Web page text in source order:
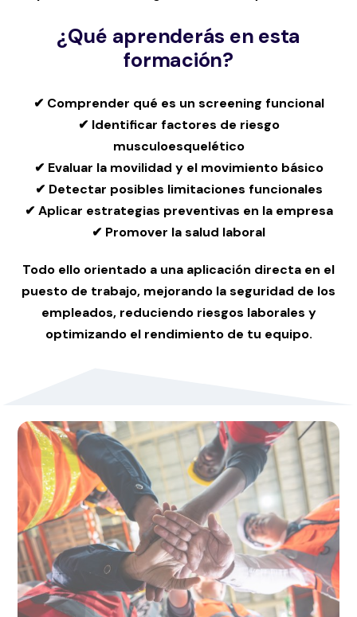
¿Qué aprenderás en esta
formación?
✔ Comprender qué es un screening funcional
✔ Identificar factores de riesgo
musculoesquelético
✔ Evaluar la movilidad y el movimiento básico
✔ Detectar posibles limitaciones funcionales
✔ Aplicar estrategias preventivas en la empresa
✔ Promover la salud laboral
Todo ello orientado a una aplicación directa en el
puesto de trabajo, mejorando la seguridad de los
empleados, reduciendo riesgos laborales y
optimizando el rendimiento de tu equipo.